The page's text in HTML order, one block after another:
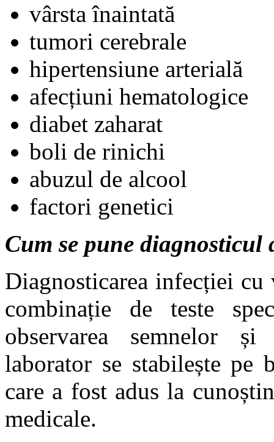
vârsta înaintată
tumori cerebrale
hipertensiune arterială
afecțiuni hematologice
diabet zaharat
boli de rinichi
abuzul de alcool
factori genetici
Cum se pune diagnosticul
Diagnosticarea infecției
combinație de teste
observarea semnelor
laborator se stabilește pe
care a fost adus la
medicale.